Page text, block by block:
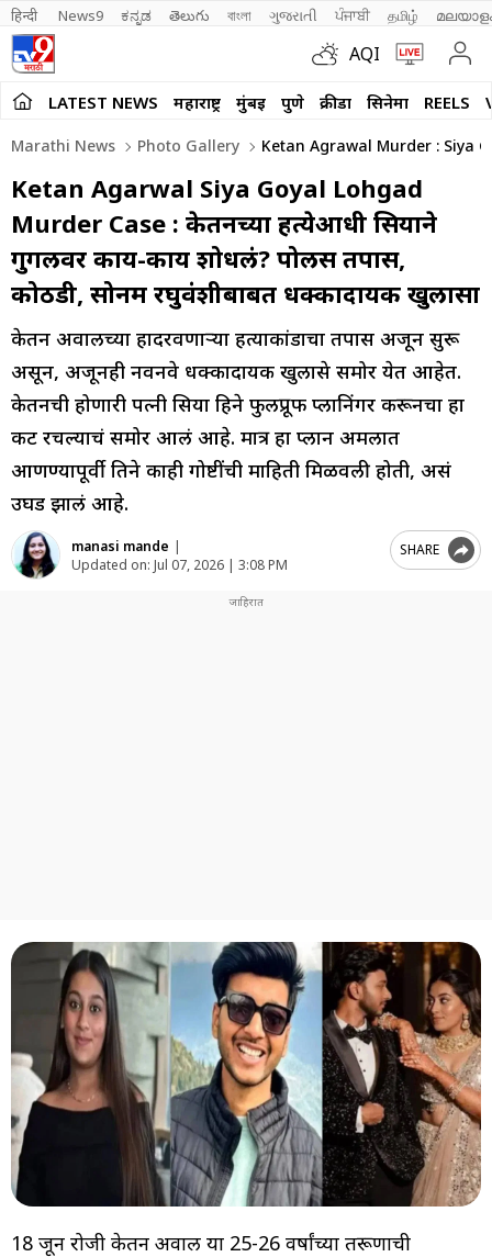
हिन्दी News9 ಕನ್ನಡ తెలుగు বাংলা ગુજરાતી ਪੰਜਾਬੀ தமிழ்
AQI
LATEST NEWS महाराष्ट्र मुंबई पुणे क्रीडा सिनेमा REELS
Marathi News Photo Gallery Ketan Agrawal Murder : Siya
Ketan Agarwal Siya Goyal Lohgad
Murder Case : केतनच्या हत्येआधी सियाने
गुगलवर काय-काय शोधलं? पोलीस तपास,
कोठडी, सोनम रघुवंशीबाबत धक्कादायक खुलासा
केतन अग्रवालच्या हादरवणाऱ्या हत्याकांडाचा तपास अजून सुरू
असून, अजूनही नवनवे धक्कादायक खुलासे समोर येत आहेत.
केतनची होणारी पत्नी सिया हिने फुलप्रूफ प्लानिंगर करूनचा हा
कट रचल्याचं समोर आलं आहे. मात्र हा प्लान अमलात
आणण्यापूर्वी तिने काही गोष्टींची माहिती मिळवली होती, असं
उघड झालं आहे.
manasi mande |
Updated on: Jul 07, 2026 | 3:08 PM
SHARE
18 जून रोजी केतन अग्रवाल या 25-26 वर्षांच्या तरूणाची